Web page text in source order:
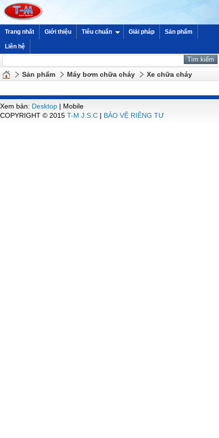
Trang nhất Giới thiệu Tiêu chuẩn Giải pháp Sản phẩm
Liên hệ
Sản phẩm Máy bơm chữa cháy Xe chữa cháy
Xem bản: Desktop | Mobile
COPYRIGHT © 2015 T-M J.S.C | BẢO VỆ RIÊNG TƯ